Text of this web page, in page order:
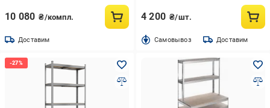
10 080 ₴/компл.
Доставим
4 200 ₴/шт.
Cамовывоз Доставим